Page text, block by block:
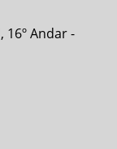
16º Andar -